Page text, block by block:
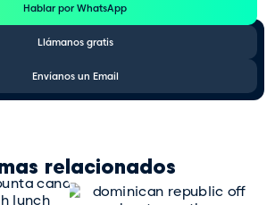
Hablar por WhatsApp
Llámanos gratis
Envíanos un Email
relacionados